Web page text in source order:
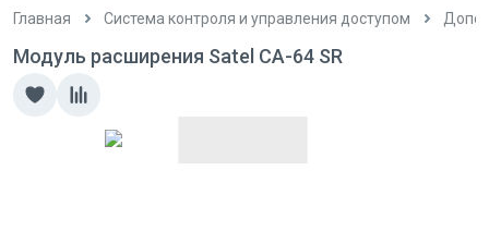
Главная Система контроля и управления доступом
Модуль расширения Satel CA-64 SR